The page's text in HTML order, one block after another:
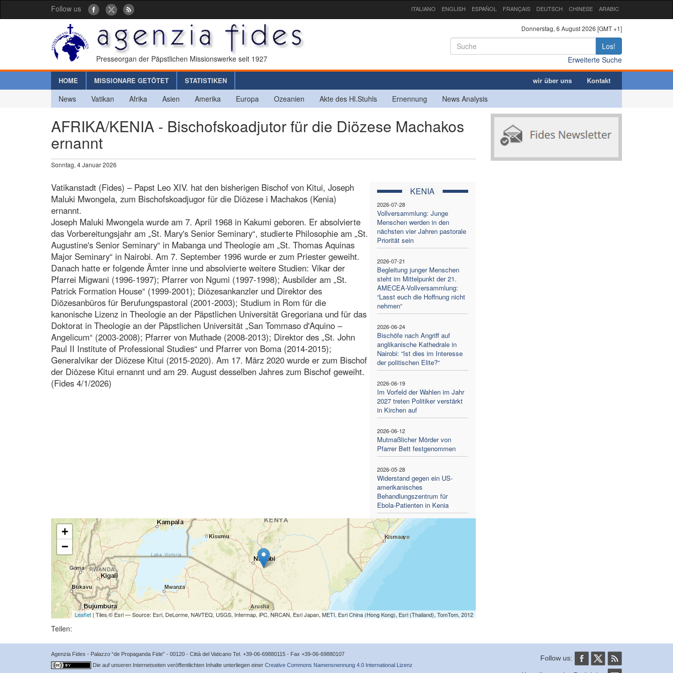
Follow us ITALIANO ENGLISH ESPAÑOL FRANÇAIS DEUTSCH CHINESE ARABIC
Presseorgan der Päpstlichen Missionswerke seit 1927
Donnerstag, 6 August 2026 [GMT +1]
Los!
Erweiterte Suche
HOME MISSIONARE GETÖTET STATISTIKEN wir über uns Kontakt
News Vatikan Afrika Asien Amerika Europa Ozeanien Akte des Hl.Stuhls Ernennung News Analysis
AFRIKA/KENIA - Bischofskoadjutor für die Diözese Machakos
ernannt
Sonntag, 4 Januar 2026
KENIA
2026-07-28
Vollversammlung: Junge
Menschen werden in den
nächsten vier Jahren pastorale
Priorität sein
2026-07-21
Begleitung junger Menschen
steht im Mittelpunkt der 21.
AMECEA-Vollversammlung:
“Lasst euch die Hoffnung nicht
nehmen“
2026-06-24
Bischöfe nach Angriff auf
anglikanische Kathedrale in
Nairobi: “Ist dies im Interesse
der politischen Elite?“
2026-06-19
Im Vorfeld der Wahlen im Jahr
2027 treten Politiker verstärkt
in Kirchen auf
2026-06-12
Mutmaßlicher Mörder von
Pfarrer Bett festgenommen
2026-05-28
Widerstand gegen ein US-
amerikanisches
Behandlungszentrum für
Ebola-Patienten in Kenia
Vatikanstadt (Fides) – Papst Leo XIV. hat den bisherigen Bischof von Kitui, Joseph
Maluki Mwongela, zum Bischofskoadjugor für die Diözese i Machakos (Kenia)
ernannt.
Joseph Maluki Mwongela wurde am 7. April 1968 in Kakumi geboren. Er absolvierte
das Vorbereitungsjahr am „St. Mary's Senior Seminary“, studierte Philosophie am „St.
Augustine's Senior Seminary“ in Mabanga und Theologie am „St. Thomas Aquinas
Major Seminary“ in Nairobi. Am 7. September 1996 wurde er zum Priester geweiht.
Danach hatte er folgende Ämter inne und absolvierte weitere Studien: Vikar der
Pfarrei Migwani (1996-1997); Pfarrer von Ngumi (1997-1998); Ausbilder am „St.
Patrick Formation House“ (1999-2001); Diözesankanzler und Direktor des
Diözesanbüros für Berufungspastoral (2001-2003); Studium in Rom für die
kanonische Lizenz in Theologie an der Päpstlichen Universität Gregoriana und für das
Doktorat in Theologie an der Päpstlichen Universität „San Tommaso d'Aquino –
Angelicum“ (2003-2008); Pfarrer von Muthade (2008-2013); Direktor des „St. John
Paul II Institute of Professional Studies“ und Pfarrer von Boma (2014-2015);
Generalvikar der Diözese Kitui (2015-2020). Am 17. März 2020 wurde er zum Bischof
der Diözese Kitui ernannt und am 29. August desselben Jahres zum Bischof geweiht.
(Fides 4/1/2026)
+
−
Leaflet| Tiles © Esri — Source: Esri, DeLorme, NAVTEQ, USGS, Intermap, iPC, NRCAN, Esri Japan, METI, Esri China (Hong Kong), Esri (Thailand), TomTom, 2012
Teilen:
Agenzia Fides - Palazzo “de Propaganda Fide” - 00120 - Città del Vaticano Tel. +39-06-69880115 - Fax +39-06-69880107
Die auf unseren Internetseiten veröffentlichten Inhalte unterliegen einer Creative Commons Namensnennung 4.0 International Lizenz
Follow us: